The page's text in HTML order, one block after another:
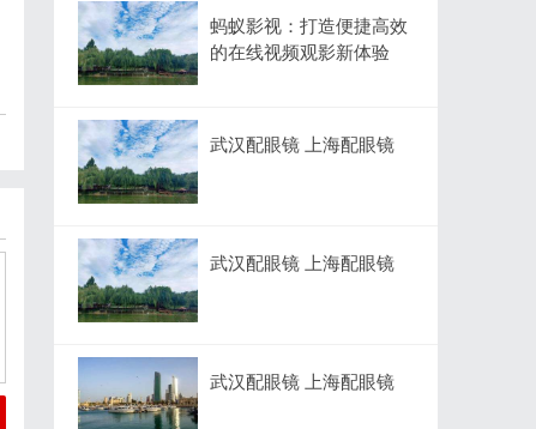
蚂蚁影视：打造便捷高效
的在线视频观影新体验
武汉配眼镜 上海配眼镜
武汉配眼镜 上海配眼镜
武汉配眼镜 上海配眼镜